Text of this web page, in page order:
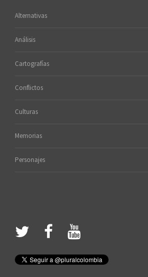
Alternativas
Análisis
Cartografías
Conflictos
Culturas
Memorias
Personajes